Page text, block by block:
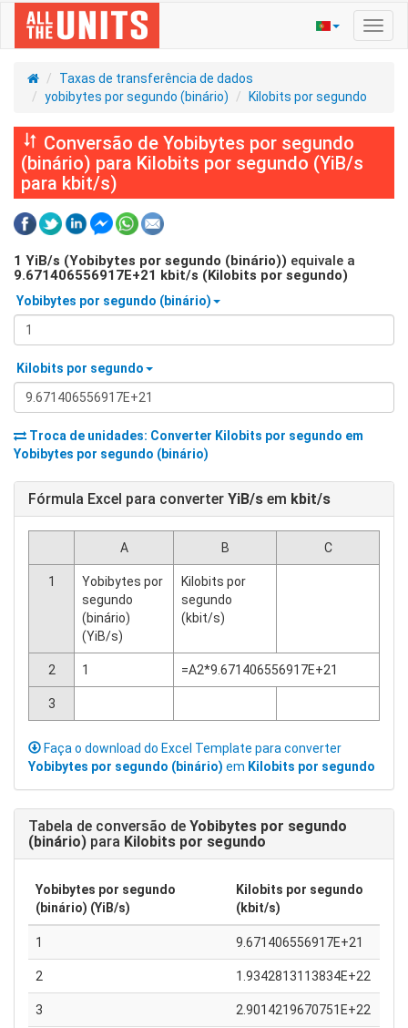
Taxas de transferência de dados
yobibytes por segundo (binário)
Kilobits por segundo
Conversão de Yobibytes por segundo
(binário) para Kilobits por segundo (YiB/s
para kbit/s)
1 YiB/s (Yobibytes por segundo (binário)) equivale a
9.671406556917E+21 kbit/s (Kilobits por segundo)
Yobibytes por segundo (binário)
Kilobits por segundo
Troca de unidades: Converter Kilobits por segundo em
Yobibytes por segundo (binário)
Fórmula Excel para converter YiB/s em kbit/s
A B C
1
Yobibytes por
segundo
(binário)
(YiB/s)
Kilobits por
segundo
(kbit/s)
2 1 =A2*9.671406556917E+21
3
Faça o download do Excel Template para converter
Yobibytes por segundo (binário) em Kilobits por segundo
Tabela de conversão de Yobibytes por segundo
(binário) para Kilobits por segundo
Yobibytes por segundo
(binário) (YiB/s)
Kilobits por segundo
(kbit/s)
1 9.671406556917E+21
2 1.9342813113834E+22
3 2.9014219670751E+22